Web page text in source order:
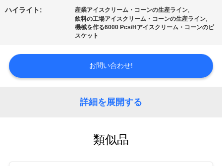
て
場
旅
ハイライト: 産業アイスクリーム・コーンの生産ライン,
飲料の工場アイスクリーム・コーンの生産ライン,
機械を作る6000 Pcs/Hアイスクリーム・コーンのビ
スケット
お問い合わせ!
詳細を展開する
類似品